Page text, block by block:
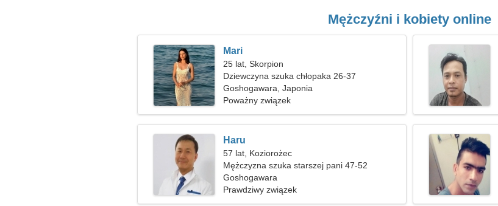
Mężczyźni i kobiety online
Mari
25 lat, Skorpion
Dziewczyna szuka chłopaka 26-37
Goshogawara, Japonia
Poważny związek
Haru
57 lat, Koziorożec
Mężczyzna szuka starszej pani 47-52
Goshogawara
Prawdziwy związek